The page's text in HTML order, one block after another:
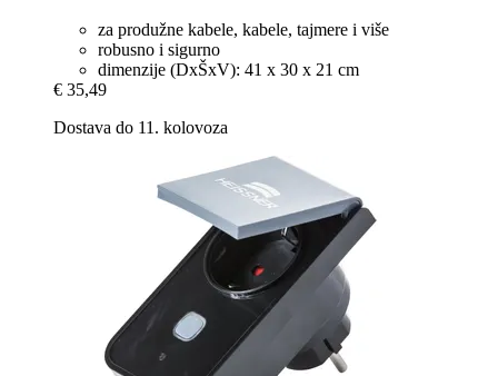
za produžne kabele, kabele, tajmere i više
robusno i sigurno
dimenzije (DxŠxV): 41 x 30 x 21 cm
€ 35,49
Dostava do 11. kolovoza